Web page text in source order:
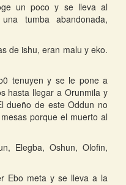
un poco y se lleva al
tumba abandonada,
de ishu, eran malu y eko.
tenuyen y se le pone a
hasta llegar a Orunmila y
dueño de este Oddun no
porque el muerto al
Elegba, Oshun, Olofin,
Ebo meta y se lleva a la